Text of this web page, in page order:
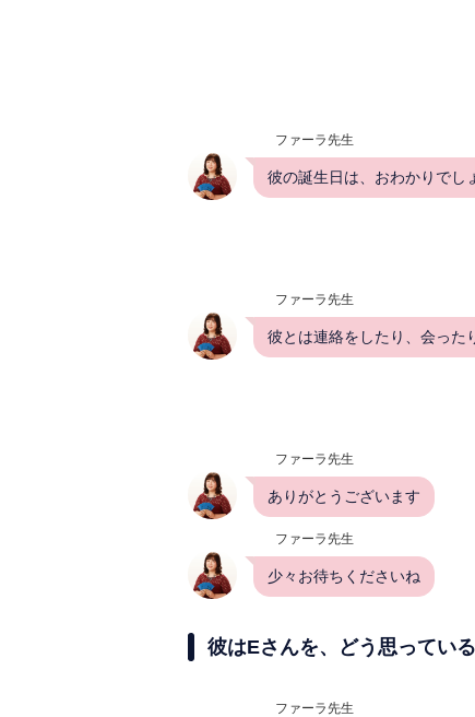
ファーラ先生
彼の誕生日は、おわかりでし
ファーラ先生
彼とは連絡をしたり、会った
ファーラ先生
ありがとうございます
ファーラ先生
少々お待ちくださいね
彼はEさんを、どう思ってい
ファーラ先生